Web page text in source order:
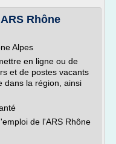
Rhône
Alpes
en ligne ou de
et de postes vacants
dans la région, ainsi
de l'ARS Rhône